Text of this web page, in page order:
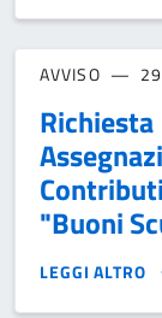
AVVISO
Richiesta
"Buoni
LEGGI ALTRO
RICHIESTA